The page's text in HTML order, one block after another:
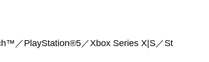
／PlayStation®5／Xbox Series X|S／St